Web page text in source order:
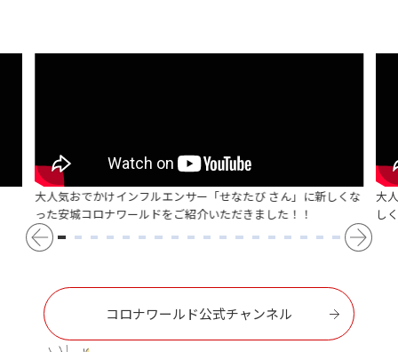
大人気おでかけインフルエンサー「せなたび さん」に新しくな
った安城コロナワールドをご紹介いただきました！！
大
し
コロナワールド公式チャンネル